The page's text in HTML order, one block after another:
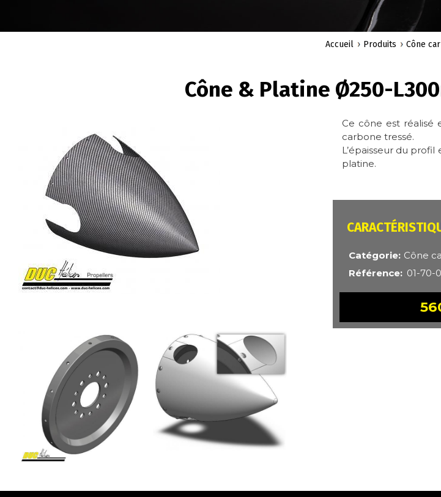
Accueil Produits Cône
Cône & Platine Ø250-
Image
Ce cône est réalisé
carbone tressé.
L’épaisseur du
platine.
Catégorie Cône
Référence
01-70-